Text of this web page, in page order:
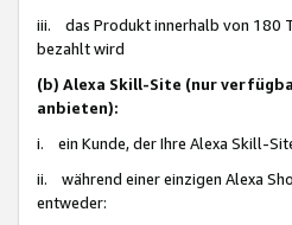
iii. das Produkt innerhalb von 180
bezahlt wird
(b) Alexa Skill-Site (nur
anbieten):
i. ein Kunde, der Ihre Alexa Skill-
ii. während einer einzigen Alexa
entweder: